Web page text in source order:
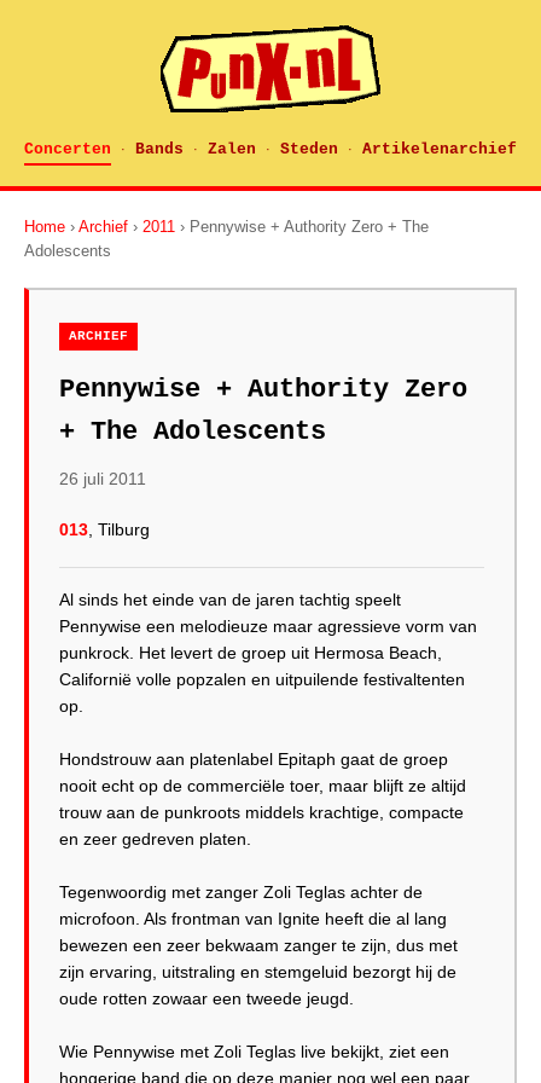
Concerten · Bands · Zalen · Steden · Artikelenarchief
Home › Archief › 2011 › Pennywise + Authority Zero + The
Adolescents
ARCHIEF
Pennywise + Authority Zero
+ The Adolescents
26 juli 2011
013 , Tilburg
Al sinds het einde van de jaren tachtig speelt
Pennywise een melodieuze maar agressieve vorm van
punkrock. Het levert de groep uit Hermosa Beach,
Californië volle popzalen en uitpuilende festivaltenten
op.
Hondstrouw aan platenlabel Epitaph gaat de groep
nooit echt op de commerciële toer, maar blijft ze altijd
trouw aan de punkroots middels krachtige, compacte
en zeer gedreven platen.
Tegenwoordig met zanger Zoli Teglas achter de
microfoon. Als frontman van Ignite heeft die al lang
bewezen een zeer bekwaam zanger te zijn, dus met
zijn ervaring, uitstraling en stemgeluid bezorgt hij de
oude rotten zowaar een tweede jeugd.
Wie Pennywise met Zoli Teglas live bekijkt, ziet een
hongerige band die op deze manier nog wel een paar